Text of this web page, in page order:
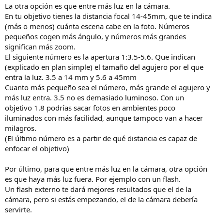
La otra opción es que entre más luz en la cámara.
En tu objetivo tienes la distancia focal 14-45mm, que te indica
(más o menos) cuánta escena cabe en la foto. Números
pequeños cogen más ángulo, y números más grandes
significan más zoom.
El siguiente número es la apertura 1:3.5-5.6. Que indican
(explicado en plan simple) el tamaño del agujero por el que
entra la luz. 3.5 a 14 mm y 5.6 a 45mm
Cuanto más pequeño sea el número, más grande el agujero y
más luz entra. 3.5 no es demasiado luminoso. Con un
objetivo 1.8 podrías sacar fotos en ambientes poco
iluminados con más facilidad, aunque tampoco van a hacer
milagros.
(El último número es a partir de qué distancia es capaz de
enfocar el objetivo)
Por último, para que entre más luz en la cámara, otra opción
es que haya más luz fuera. Por ejemplo con un flash.
Un flash externo te dará mejores resultados que el de la
cámara, pero si estás empezando, el de la cámara debería
servirte.